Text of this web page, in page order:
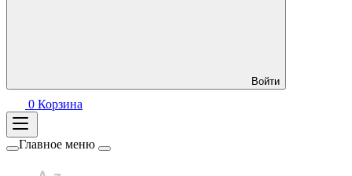
Войти
0 Корзина
Главное меню